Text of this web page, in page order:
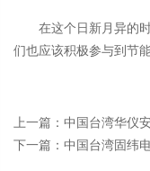
在这个日新月异的时
们也应该积极参与到节
上一篇： 中国台湾华仪
下一篇： 中国台湾固纬